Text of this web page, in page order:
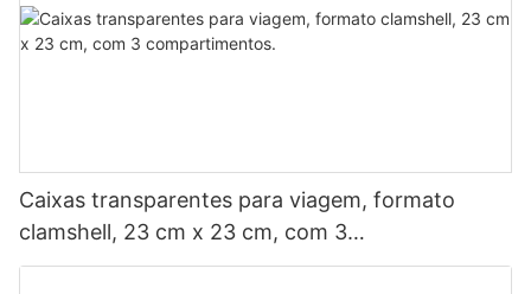
Caixas transparentes para viagem, formato
clamshell, 23 cm x 23 cm, com 3
compartimentos.